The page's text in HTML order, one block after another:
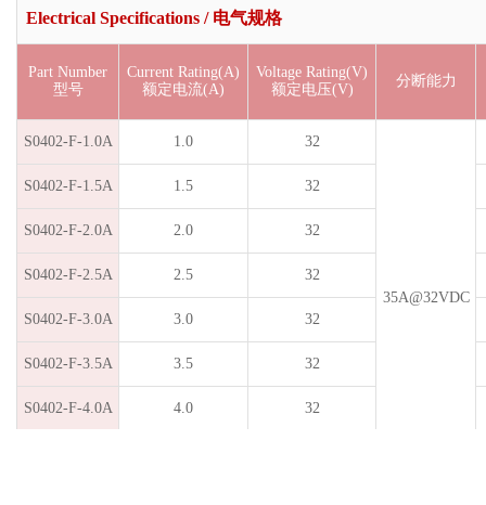
Electrical Specifications / 电气规格
Part Number
型号
Current Rating(A)
额定电流(A)
Voltage Rating(V)
额定电压(V)
分断能力
S0402-F-1.0A 1.0 32
35A@32VDC
S0402-F-1.5A 1.5 32
S0402-F-2.0A 2.0 32
S0402-F-2.5A 2.5 32
S0402-F-3.0A 3.0 32
S0402-F-3.5A 3.5 32
S0402-F-4.0A 4.0 32